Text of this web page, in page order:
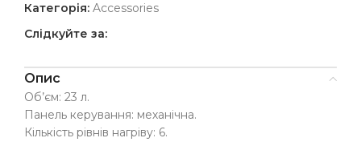
Категорія: Accessories
Слідкуйте за:
Опис
Об’єм: 23 л.
Панель керування: механічна.
Кількість рівнів нагріву: 6.